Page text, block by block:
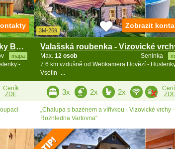
5
4
Chalupa s wellness u cyklostezky Bečva - Beskydy
mapa
-
Ceník
ZDE
3M-259
Seninka
Max. 12 osob
7.6 km vzdušně od Webkamera Hovězí -
Vsetín -...
Zobrazit
3x 2x 2x
„Chalupa s bazénem a vířivkou - Vizovické vrchy -
Rozhledna Vartovna“